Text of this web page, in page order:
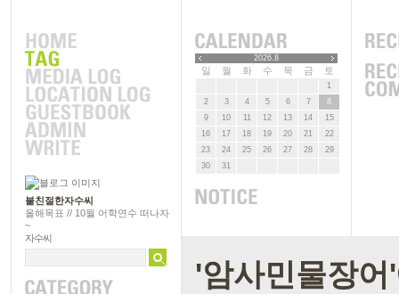
불친절한자수씨
올해목표 // 10월 어학연수 떠나자
~
자수씨
2026.8
일 월 화 수 목 금 토
1
2
3 4 5 6 7
8
9
10 11 12 13 14
15
16
17 18 19 20 21
22
23
24 25 26 27 28
29
30
31
'암사민물장